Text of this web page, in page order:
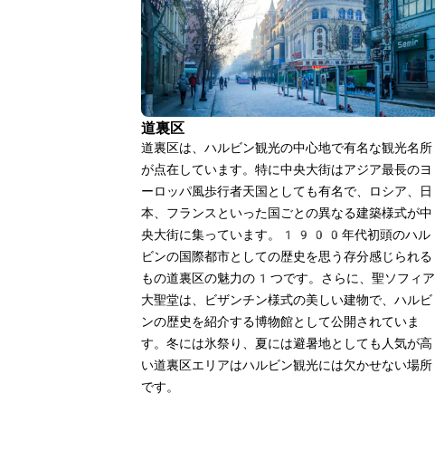
道裏区
道裏区は、ハルビン観光の中心地で有名な観光名所
が点在しています。特に中央大街はアジア最長のヨ
ーロッパ風歩行者天国としても有名で、ロシア、日
本、フランスといった国ごとの異なる建築様式が中
央大街に集っています。1900年代初頭のハル
ビンの国際都市としての歴史を思う存分感じられる
もの道裏区の魅力の1つです。さらに、聖ソフィア
大聖堂は、ビザンチン様式の美しい建物で、ハルビ
ンの歴史を紹介する博物館として公開されていま
す。冬には氷祭り、夏には避暑地としても人気が高
い道裏区エリアはハルビン観光には欠かせない場所
です。